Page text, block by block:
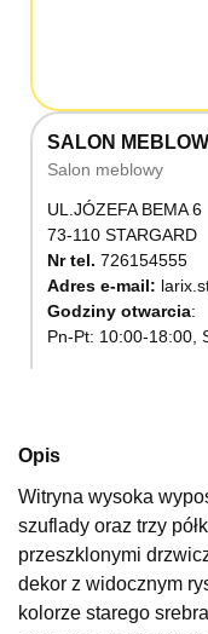
SALON
Salon meblowy
UL.JÓZEFA BEMA 6
73-110 STARGARD
Nr tel. 726154555
Adres e-mail:
Godziny otwarcia
Pn-Pt: 10:00-18:00,
SALON
Salon meblowy
UL.RZEMIEŚLNICZA
66-470 KOSTRZYN
Nr tel.507103199
Opis
Witryna wysoka
szuflady oraz trzy
przeszklonymi
dekor z widocznym
kolorze starego